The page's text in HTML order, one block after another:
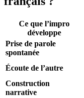
Ce que l’impro
développe
Prise de parole
spontanée
Écoute de l’autre
Construction
narrative